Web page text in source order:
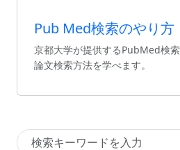
Pub Med検索のやり方
京都大学が提供するPubMed検
論文検索方法を学べます。